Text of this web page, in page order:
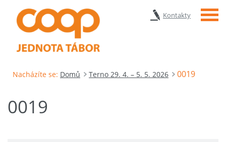
Kontakty Menu
Nacházíte se: Domů Terno 29. 4. – 5. 5. 2026 0019
0019